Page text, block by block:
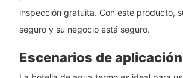
inspección gratuita. Con este producto,
seguro y su negocio está seguro.
Escenarios de aplicación